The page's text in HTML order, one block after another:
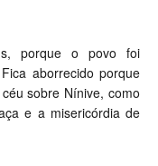
porque o povo foi
aborrecido porque
sobre Nínive, como
e a misericórdia de